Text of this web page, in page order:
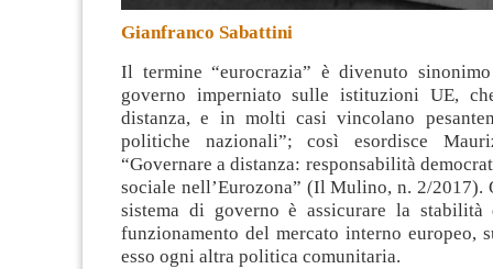
Gianfranco Sabattini
Il termine “eurocrazia” è divenuto
governo imperniato sulle istituzioni UE,
distanza, e in molti casi vincolano
politiche nazionali”; così esordisce
“Governare a distanza: responsabilità
sociale nell’Eurozona” (Il Mulino, n. 2/2017).
sistema di governo è assicurare la stabilità
funzionamento del mercato interno europeo,
esso ogni altra politica comunitaria.